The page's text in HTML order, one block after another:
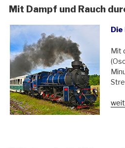
Mit Dampf und Rauch
Mit
„Mit